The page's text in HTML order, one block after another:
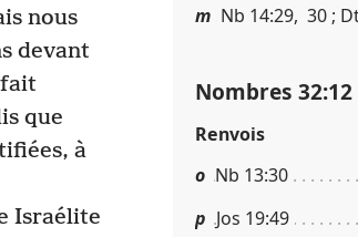
nous
devant
fait
que
à
Israélite
m Nb 14​:​29, 30 ;
Nombres 32​:​12
Renvois
o Nb 13​:​30
p Jos 19​:​49